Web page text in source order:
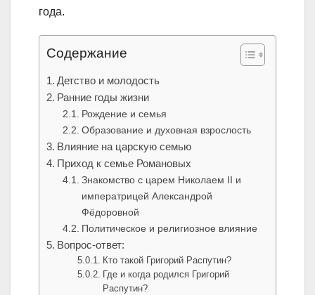
года.
Содержание
Детство и молодость
Ранние годы жизни
Рождение и семья
Образование и духовная взрослость
Влияние на царскую семью
Приход к семье Романовых
Знакомство с царем Николаем II и
императрицей Александрой
Фёдоровной
Политическое и религиозное влияние
Вопрос-ответ:
Кто такой Григорий Распутин?
Где и когда родился Григорий
Распутин?